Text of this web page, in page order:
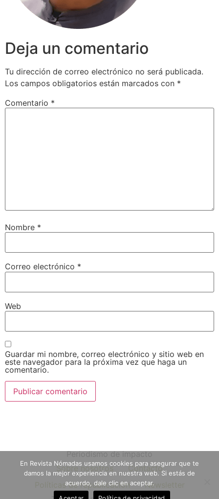
Deja un comentario
Tu dirección de correo electrónico no será publicada.
Los campos obligatorios están marcados con *
Comentario *
Nombre *
Correo electrónico *
Web
Guardar mi nombre, correo electrónico y sitio web en
este navegador para la próxima vez que haga un
comentario.
Periodismo de impacto
Sobre nosotros
Contacto
Políticas de republicación
Newsletter
En Revista Nómadas usamos cookies para asegurar que te
damos la mejor experiencia en nuestra web. Si estás de
acuerdo, dale clic en aceptar.